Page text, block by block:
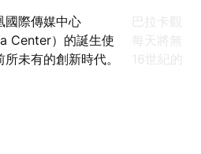
國際傳媒中心
Center）的誕生使
未有的創新時代。
巴拉卡觀光
每天將無數
16世紀的